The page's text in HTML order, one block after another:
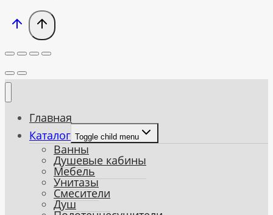
Главная
Каталог Toggle child menu
Ванны
Душевые кабины
Мебель
Унитазы
Смесители
Душ